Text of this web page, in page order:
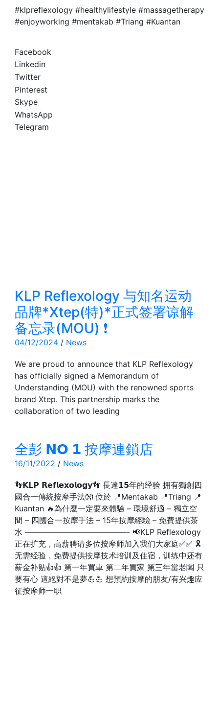
#klpreflexology #healthylifestyle #massagetherapy
#enjoyworking #mentakab #Triang #Kuantan
Facebook
Linkedin
Twitter
Pinterest
Skype
WhatsApp
Telegram
KLP Reflexology 与知名运动
品牌*Xtep(特)*正式签署谅解
备忘录(MOU) ❗
04/12/2024 / News
We are proud to announce that KLP Reflexology
has officially signed a Memorandum of
Understanding (MOU) with the renowned sports
brand Xtep. This partnership marks the
collaboration of two leading
全彭 𝗡𝗢 𝟭 按摩連鎖店
16/11/2022 / News
👣𝗞𝗟𝗣 𝗥𝗲𝗳𝗹𝗲𝘅𝗼𝗹𝗼𝗴𝘆👣 長達𝟭𝟱年的经验 拥有獨創四
國合一傳統按摩手法👐 位於 📍Mentakab 📍Triang 📍
Kuantan 🔥為什麼一定要來體驗 – 環境舒適 – 獨立空
間 – 四國合一按摩手法 – 15年按摩經驗 – 免費提供茶
水 —————————————- 📢KLP Reflexology
正在扩充，高薪聘请多位按摩师加入我们大家庭✅✅ 🎗️
无需经验，免费提供按摩技术培训及住宿，训练中还有
薪金补贴👍👍 第一年買車 第二年買家 第三年當老闆 只
要有心 這絕對不是夢💪💪 想預約按摩的朋友/有兴趣应
征按摩师一职